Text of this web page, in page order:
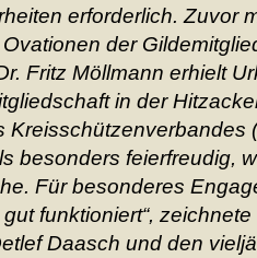
erforderlich. Zuvor
der
Fritz Möllmann erhielt
in der
Kreisschützenverbandes
besonders feierfreudig,
Für besonderes
funktioniert“,
Daasch und den